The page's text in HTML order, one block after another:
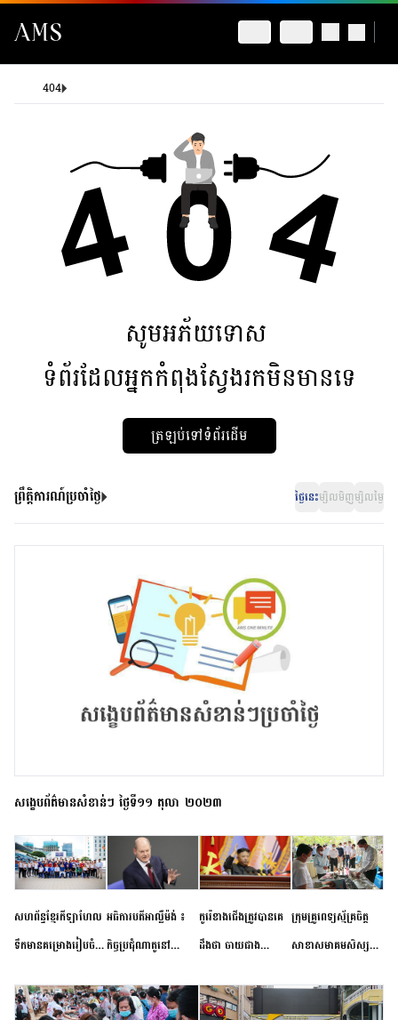
404
សូមអភ័យទោស
ទំព័រដែលអ្នកកំពុងស្វែងរកមិនមានទេ
ត្រឡប់ទៅទំព័រដើម
ព្រឹត្តិការណ៍ប្រចាំថ្ងៃ ថ្ងៃនេះម្សិលមិញម្សិលម្ងៃ
សង្ខេបព័ត៌មានសំខាន់ៗ ថ្ងៃទី១១ តុលា ២០២៣
សហព័ន្ធខ្មែរកីឡាហែល
ទឹកមានគម្រោងរៀបចំ
កម្រិតបឋម ដល់ឧត្តម
អធិការបតីអាល្លឺម៉ង់ ៖
កិច្ចប្រជុំណាតូនៅ
ខាងមុខនឹងបញ្ជូនសញ្ញា
កូរ៉េខាងជើងត្រូវបានគេ
ដឹងថា ចាយជាង
អភិវឌ្ឍន៍នុយក្លេអ៊ែរ
ក្រុមគ្រូពេទ្យស្ម័គ្រចិត្ត
សាខាសមាគមសិស្ស
ខេត្តកំពង់ចាម ចុះពិនិត្យ